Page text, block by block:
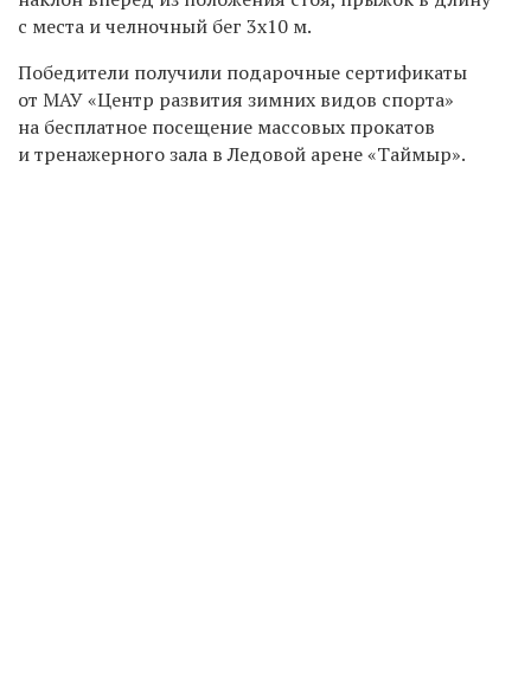
с места и челночный бег 3х10 м.
Победители получили подарочные сертификаты
от МАУ «Центр развития зимних видов спорта»
на бесплатное посещение массовых прокатов
и тренажерного зала в Ледовой арене «Таймыр».